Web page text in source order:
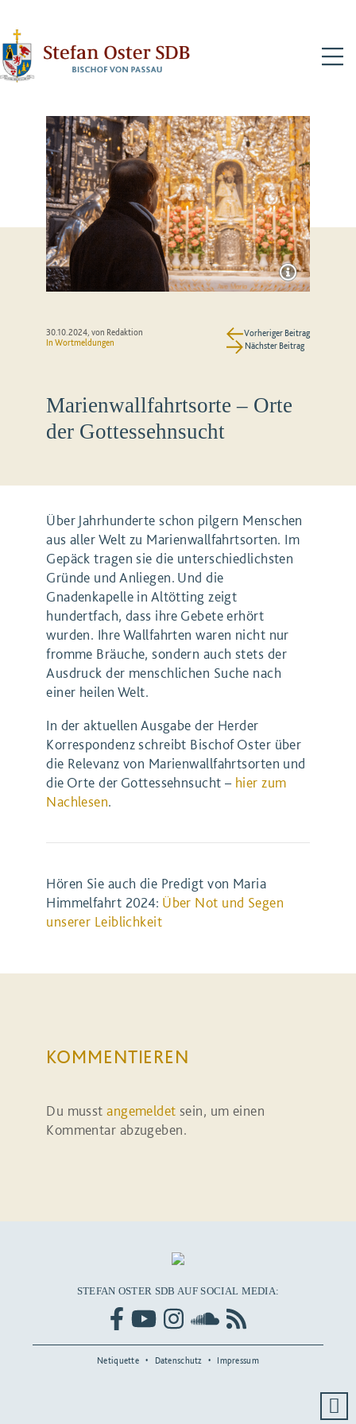
30.10.2024, von Redaktion
InWortmeldungen
Vorheriger Beitrag
Nächster Beitrag
Marienwallfahrtsorte – Orte
der Gottessehnsucht
Über Jahrhunderte schon pilgern Menschen
aus aller Welt zu Marienwallfahrtsorten. Im
Gepäck tragen sie die unterschiedlichsten
Gründe und Anliegen. Und die
Gnadenkapelle in Altötting zeigt
hundertfach, dass ihre Gebete erhört
wurden. Ihre Wallfahrten waren nicht nur
fromme Bräuche, sondern auch stets der
Ausdruck der menschlichen Suche nach
einer heilen Welt.
In der aktuellen Ausgabe der Herder
Korrespondenz schreibt Bischof Oster über
die Relevanz von Marienwallfahrtsorten und
die Orte der Gottessehnsucht – hier zum
Nachlesen.
Hören Sie auch die Predigt von Maria
Himmelfahrt 2024: Über Not und Segen
unserer Leiblichkeit
KOMMENTIEREN
Du musstangemeldet sein, um einen
Kommentar abzugeben.
STEFAN OSTER SDB AUF SOCIAL MEDIA:
Netiquette Datenschutz Impressum